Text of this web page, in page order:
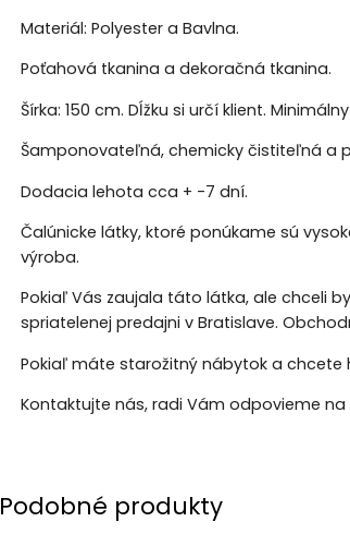
Materiál: Polyester a Bavlna.
Poťahová tkanina a dekoračná tkanina.
Šírka: 150 cm. Dĺžku si určí klient.
Šamponovateľná, chemicky čistiteľná a
Dodacia lehota cca + -7 dní.
Čalúnicke látky, ktoré ponúkame sú
výroba.
Pokiaľ Vás zaujala táto látka, ale chceli
spriatelenej predajni v Bratislave.
Pokiaľ máte starožitný nábytok a chcete
Kontaktujte nás, radi Vám odpovieme
Podobné produkty